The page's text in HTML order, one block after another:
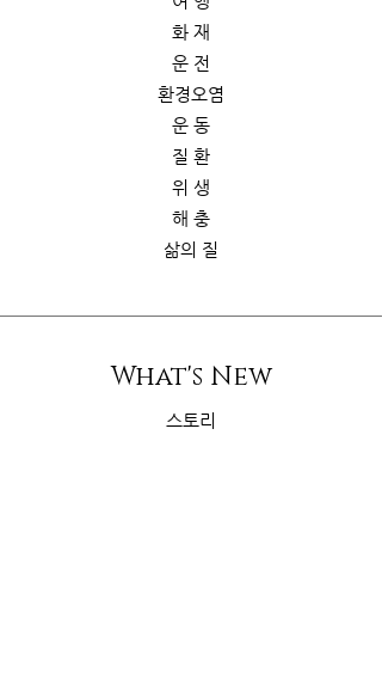
화 재
운 전
환경오염
운 동
질 환
위 생
해 충
삶의 질
What's New
스토리